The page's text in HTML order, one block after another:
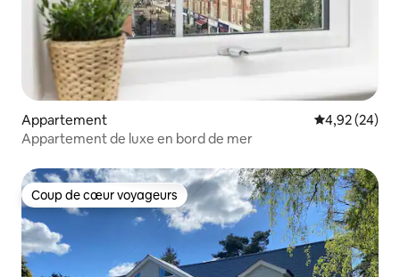
Appartement Évaluation
4,92 (24)
Appartement de luxe en bord de mer
Coup de cœur voyageurs
Coup de cœur voyageurs